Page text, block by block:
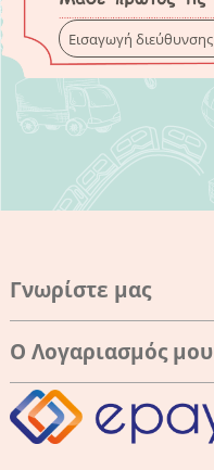
Γνωρίστε μας
Ο Λογαριασμός μου